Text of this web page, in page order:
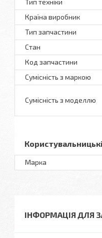
Тип техніки
Країна виробник
Тип запчастини
Стан
Код запчастини
Сумісність з маркою
Сумісність з моделлю
Марка
ІНФОРМАЦІЯ ДЛЯ